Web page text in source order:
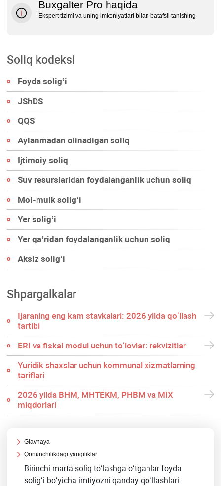
Buxgalter Pro haqida
Ekspert tizimi va uning imkoniyatlari bilan batafsil tanishing
Soliq kodeksi
Foyda soligʻi
JShDS
QQS
Aylanmadan olinadigan soliq
Ijtimoiy soliq
Suv resurslaridan foydalanganlik uchun soliq
Mol-mulk soligʻi
Yer soligʻi
Yer qa’ridan foydalanganlik uchun soliq
Aksiz soligʻi
Shpargalkalar
Ijaraning eng kam stavkalari: 2026 yilda qoʻllash
tartibi
ERI va fiskal modul uchun toʻlovlar: rekvizitlar
Yuridik shaхslar uchun kommunal хizmatlarning
tariflari
2026 yilda BHM, MHTEKM, PHBM va MIX
miqdorlari
Glavnaya
Qonunchilikdagi yangiliklar
Birinchi marta soliq toʻlashga oʻtganlar foyda
soligʻi boʻyicha imtiyozni qanday qoʻllashlari